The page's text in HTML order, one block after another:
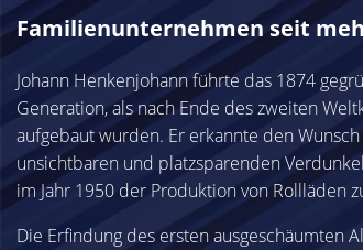
Familienunternehmen seit
Johann Henkenjohann führte das 1874
Generation, als nach Ende des zweiten
aufgebaut wurden. Er erkannte den
unsichtbaren und platzsparenden
im Jahr 1950 der Produktion von Rollläden
Die Erfindung des ersten ausgeschäumten